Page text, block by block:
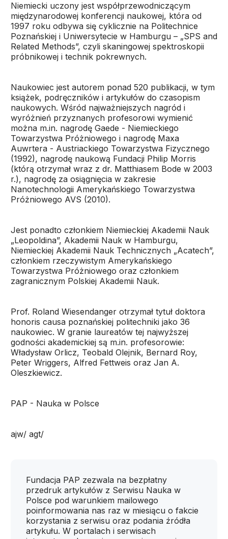
Niemiecki uczony jest współprzewodniczącym
międzynarodowej konferencji naukowej, która od
1997 roku odbywa się cyklicznie na Politechnice
Poznańskiej i Uniwersytecie w Hamburgu – „SPS and
Related Methods”, czyli skaningowej spektroskopii
próbnikowej i technik pokrewnych.
Naukowiec jest autorem ponad 520 publikacji, w tym
książek, podręczników i artykułów do czasopism
naukowych. Wśród najważniejszych nagród i
wyróżnień przyznanych profesorowi wymienić
można m.in. nagrodę Gaede - Niemieckiego
Towarzystwa Próżniowego i nagrodę Maxa
Auwrtera - Austriackiego Towarzystwa Fizycznego
(1992), nagrodę naukową Fundacji Philip Morris
(którą otrzymał wraz z dr. Matthiasem Bode w 2003
r.), nagrodę za osiągnięcia w zakresie
Nanotechnologii Amerykańskiego Towarzystwa
Próżniowego AVS (2010).
Jest ponadto członkiem Niemieckiej Akademii Nauk
„Leopoldina”, Akademii Nauk w Hamburgu,
Niemieckiej Akademii Nauk Technicznych „Acatech”,
członkiem rzeczywistym Amerykańskiego
Towarzystwa Próżniowego oraz członkiem
zagranicznym Polskiej Akademii Nauk.
Prof. Roland Wiesendanger otrzymał tytuł doktora
honoris causa poznańskiej politechniki jako 36
naukowiec. W granie laureatów tej najwyższej
godności akademickiej są m.in. profesorowie:
Władysław Orlicz, Teobald Olejnik, Bernard Roy,
Peter Wriggers, Alfred Fettweis oraz Jan A.
Oleszkiewicz.
PAP - Nauka w Polsce
ajw/ agt/
Fundacja PAP zezwala na bezpłatny
przedruk artykułów z Serwisu Nauka w
Polsce pod warunkiem mailowego
poinformowania nas raz w miesiącu o fakcie
korzystania z serwisu oraz podania źródła
artykułu. W portalach i serwisach